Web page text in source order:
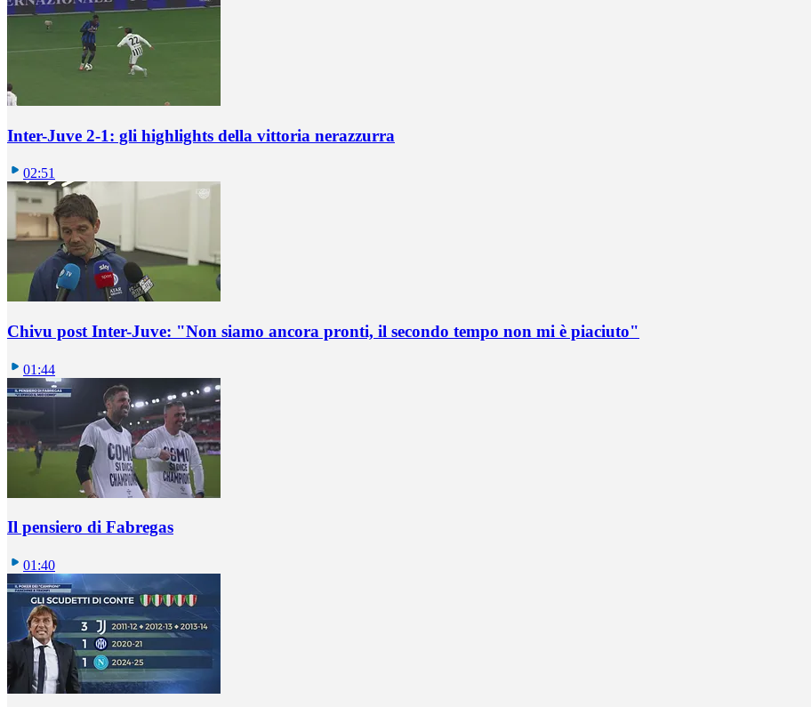
Inter-Juve 2-1: gli highlights della vittoria nerazzurra
02:51
Chivu post Inter-Juve: "Non siamo ancora pronti, il secondo tempo non mi è piaciuto"
01:44
Il pensiero di Fabregas
01:40